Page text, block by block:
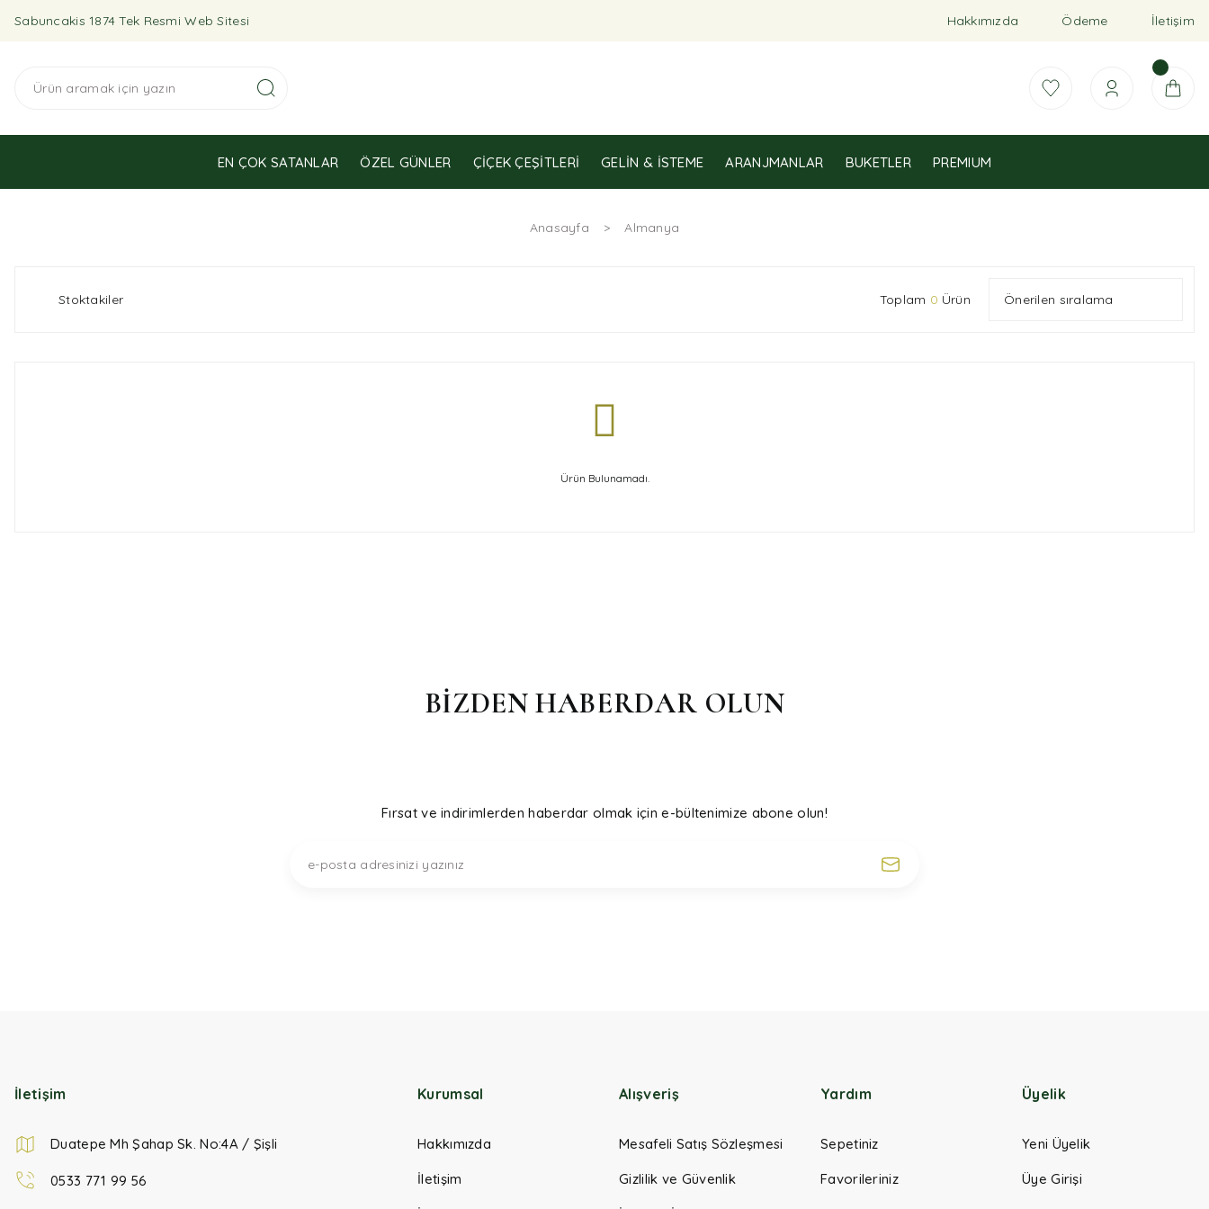
Sabuncakis 1874 Tek Resmi Web Sitesi Hakkımızda Ödeme İletişim
EN ÇOK SATANLAR ÖZEL GÜNLER ÇIÇEK ÇEŞITLERI GELIN & İSTEME ARANJMANLAR BUKETLER PREMIUM
Anasayfa Almanya
Stoktakiler Toplam 0 Ürün
Ürün Bulunamadı.
BİZDEN HABERDAR OLUN
Fırsat ve indirimlerden haberdar olmak için e-bültenimize abone olun!
İletişim
Duatepe Mh Şahap Sk. No:4A / Şişli
0533 771 99 56
Kurumsal
Hakkımızda
İletişim
Alışveriş
Mesafeli Satış Sözleşmesi
Gizlilik ve Güvenlik
Yardım
Sepetiniz
Favorileriniz
Üyelik
Yeni Üyelik
Üye Girişi